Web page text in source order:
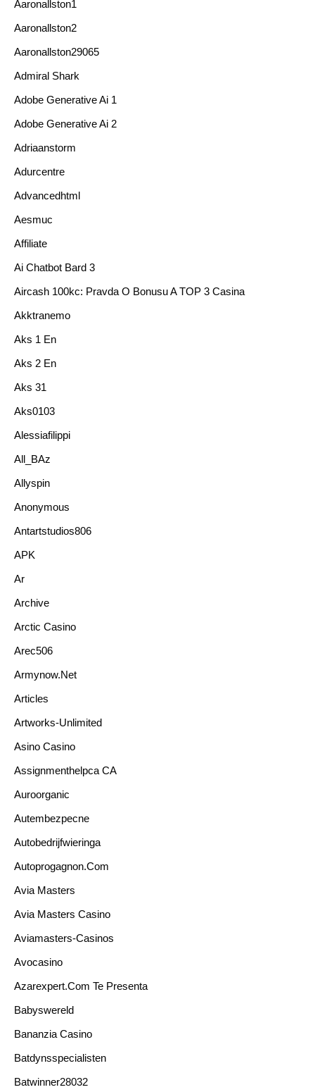
Aaronallston1
Aaronallston2
Aaronallston29065
Admiral Shark
Adobe Generative Ai 1
Adobe Generative Ai 2
Adriaanstorm
Adurcentre
Advancedhtml
Aesmuc
Affiliate
Ai Chatbot Bard 3
Aircash 100kc: Pravda O Bonusu A TOP 3 Casina
Akktranemo
Aks 1 En
Aks 2 En
Aks 31
Aks0103
Alessiafilippi
All_BAz
Allyspin
Anonymous
Antartstudios806
APK
Ar
Archive
Arctic Casino
Arec506
Armynow.net
Articles
Artworks-Unlimited
Asino Casino
Assignmenthelpca CA
Auroorganic
Autembezpecne
Autobedrijfwieringa
Autoprogagnon.com
Avia Masters
Avia Masters Casino
Aviamasters-Casinos
Avocasino
Azarexpert.com Te Presenta
Babyswereld
Bananzia Casino
Batdynsspecialisten
Batwinner28032